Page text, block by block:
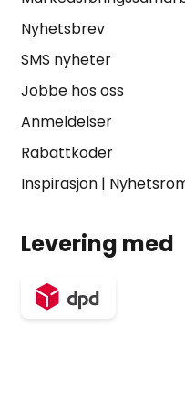
Nyhetsbrev
SMS nyheter
Jobbe hos oss
Anmeldelser
Rabattkoder
Inspirasjon|
Levering med